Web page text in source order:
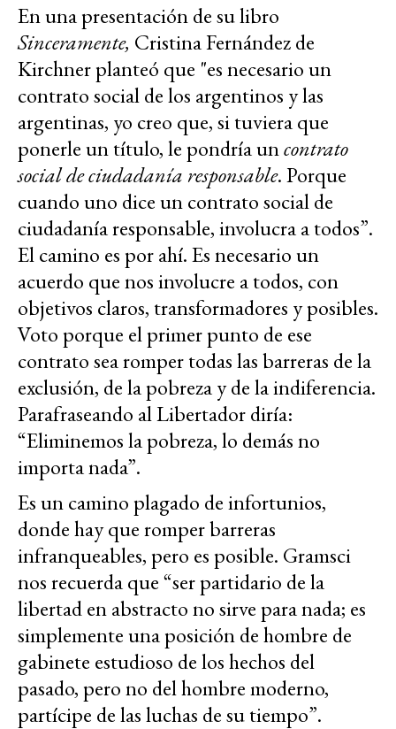
En una presentación de su libro
Sinceramente, Cristina Fernández de
Kirchner planteó que "es necesario un
contrato social de los argentinos y las
argentinas, yo creo que, si tuviera que
ponerle un título, le pondría uncontrato
social de ciudadanía responsable. Porque
cuando uno dice un contrato social de
ciudadanía responsable, involucra a todos”.
El camino es por ahí. Es necesario un
acuerdo que nos involucre a todos, con
objetivos claros, transformadores y posibles.
Voto porque el primer punto de ese
contrato sea romper todas las barreras de la
exclusión, de la pobreza y de la indiferencia.
Parafraseando al Libertador diría:
“Eliminemos la pobreza, lo demás no
importa nada”.
Es un camino plagado de infortunios,
donde hay que romper barreras
infranqueables, pero es posible. Gramsci
nos recuerda que “ser partidario de la
libertad en abstracto no sirve para nada; es
simplemente una posición de hombre de
gabinete estudioso de los hechos del
pasado, pero no del hombre moderno,
partícipe de las luchas de su tiempo”.